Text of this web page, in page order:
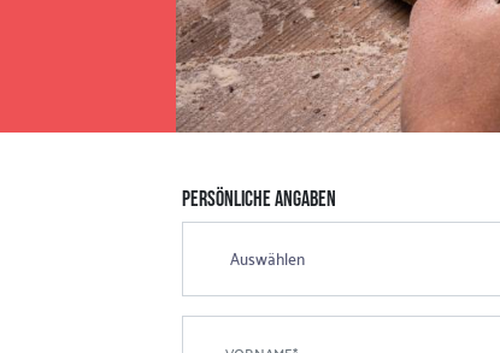
PERSÖNLICHE ANGABEN